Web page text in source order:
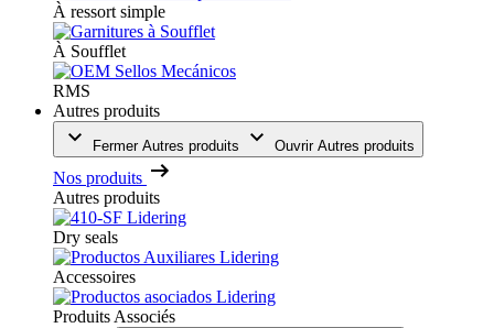
À ressort simple
À Soufflet
RMS
Autres produits
Fermer Autres produits Ouvrir Autres produits
Nos produits
Autres produits
Dry seals
Accessoires
Produits Associés